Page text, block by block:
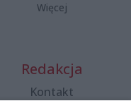
Więcej
Redakcja
Kontakt